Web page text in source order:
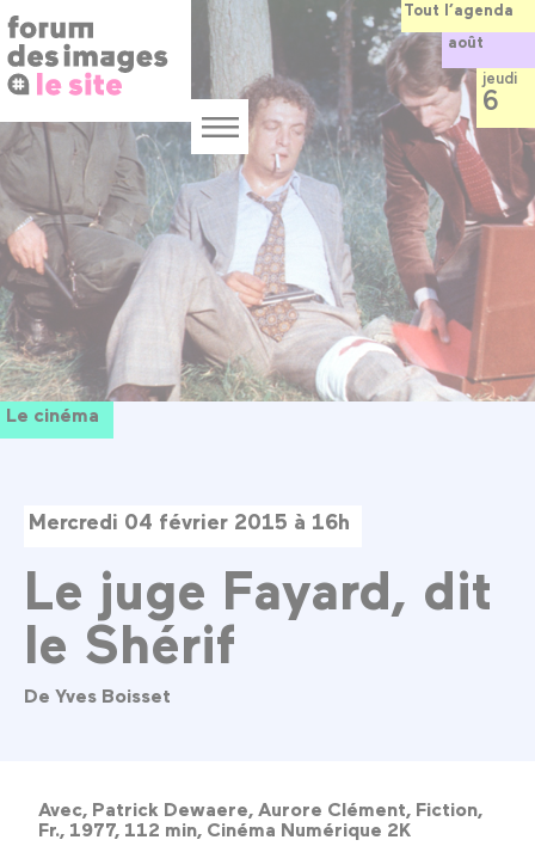
Panneau de gestion des cookies
au
contenu
principal
Menu
Le cinéma
Mercredi 04 février 2015 à 16h
Le juge Fayard, dit
le Shérif
De Yves Boisset
Avec, Patrick Dewaere, Aurore Clément, Fiction,
Fr., 1977, 112 min, Cinéma Numérique 2K
Tout l’agenda
août
jeudi
6